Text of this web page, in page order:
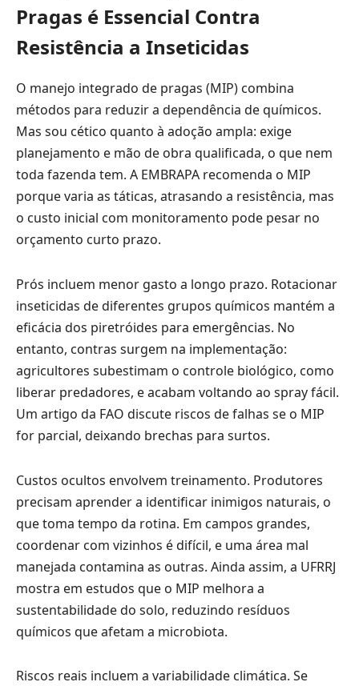
Pragas é Essencial Contra
Resistência a Inseticidas
O manejo integrado de pragas (MIP) combina
métodos para reduzir a dependência de químicos.
Mas sou cético quanto à adoção ampla: exige
planejamento e mão de obra qualificada, o que nem
toda fazenda tem. A EMBRAPA recomenda o MIP
porque varia as táticas, atrasando a resistência, mas
o custo inicial com monitoramento pode pesar no
orçamento curto prazo.
Prós incluem menor gasto a longo prazo. Rotacionar
inseticidas de diferentes grupos químicos mantém a
eficácia dos piretróides para emergências. No
entanto, contras surgem na implementação:
agricultores subestimam o controle biológico, como
liberar predadores, e acabam voltando ao spray fácil.
Um artigo da FAO discute riscos de falhas se o MIP
for parcial, deixando brechas para surtos.
Custos ocultos envolvem treinamento. Produtores
precisam aprender a identificar inimigos naturais, o
que toma tempo da rotina. Em campos grandes,
coordenar com vizinhos é difícil, e uma área mal
manejada contamina as outras. Ainda assim, a UFRRJ
mostra em estudos que o MIP melhora a
sustentabilidade do solo, reduzindo resíduos
químicos que afetam a microbiota.
Riscos reais incluem a variabilidade climática. Se